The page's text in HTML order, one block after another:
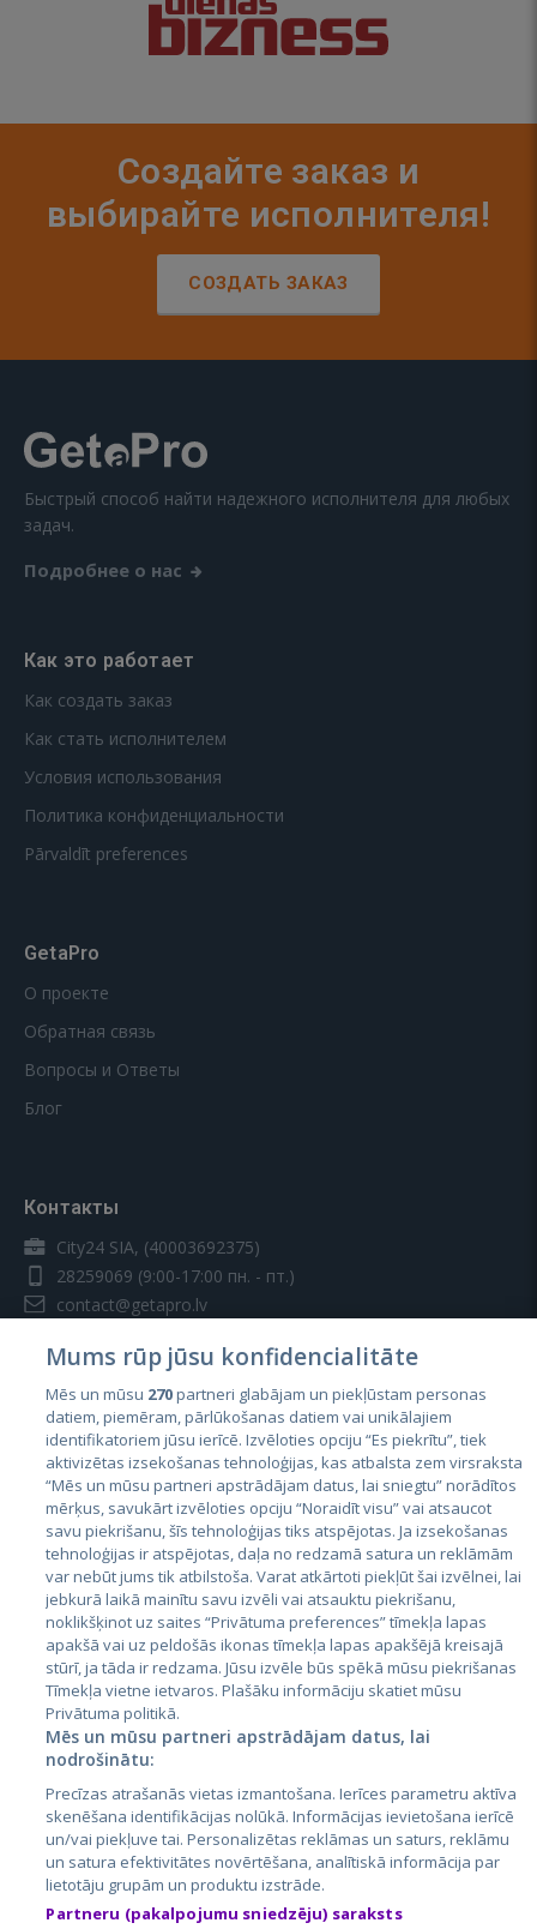
Создайте заказ и
выбирайте исполнителя!
СОЗДАТЬ ЗАКАЗ
Быстрый способ найти надежного исполнителя для любых
задач.
Подробнее о нас
Как это работает
Как создать заказ
Как стать исполнителем
Условия использования
Политика конфиденциальности
Pārvaldīt preferences
GetaPro
О проекте
Обратная связь
Вопросы и Ответы
Блог
Контакты
City24 SIA, (40003692375)
28259069 (9:00-17:00 пн. - пт.)
contact@getapro.lv
Страны
Эстония
Латвия
Литва
City24.lv
City24.ee
GetaPro.lv
GetaPro.ee
Skelbiu.lt
CVbankas.lt
Kainos.lt
Paslaugos.lt
auto24.ee
Mums rūp jūsu konfidencialitāte
Mēs un mūsu 270partneri glabājam un piekļūstam personas
datiem, piemēram, pārlūkošanas datiem vai unikālajiem
identifikatoriem jūsu ierīcē. Izvēloties opciju “Es piekrītu”, tiek
aktivizētas izsekošanas tehnoloģijas, kas atbalsta zem virsraksta
“Mēs un mūsu partneri apstrādājam datus, lai sniegtu” norādītos
mērķus, savukārt izvēloties opciju “Noraidīt visu” vai atsaucot
savu piekrišanu, šīs tehnoloģijas tiks atspējotas. Ja izsekošanas
tehnoloģijas ir atspējotas, daļa no redzamā satura un reklāmām
var nebūt jums tik atbilstoša. Varat atkārtoti piekļūt šai izvēlnei, lai
jebkurā laikā mainītu savu izvēli vai atsauktu piekrišanu,
noklikšķinot uz saites “Privātuma preferences” tīmekļa lapas
apakšā vai uz peldošās ikonas tīmekļa lapas apakšējā kreisajā
stūrī, ja tāda ir redzama. Jūsu izvēle būs spēkā mūsu piekrišanas
Tīmekļa vietne ietvaros. Plašāku informāciju skatiet mūsu
Privātuma politikā.
Mēs un mūsu partneri apstrādājam datus, lai
nodrošinātu:
Precīzas atrašanās vietas izmantošana. Ierīces parametru aktīva
skenēšana identifikācijas nolūkā. Informācijas ievietošana ierīcē
un/vai piekļuve tai. Personalizētas reklāmas un saturs, reklāmu
un satura efektivitātes novērtēšana, analītiskā informācija par
lietotāju grupām un produktu izstrāde.
Partneru (pakalpojumu sniedzēju) saraksts